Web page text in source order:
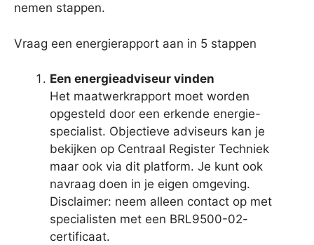
nemen stappen.
Vraag een energierapport aan in 5 stappen
Een energieadviseur vinden
Het maatwerkrapport moet worden
opgesteld door een erkende energie-
specialist. Objectieve adviseurs kan je
bekijken op Centraal Register Techniek
maar ook via dit platform. Je kunt ook
navraag doen in je eigen omgeving.
Disclaimer: neem alleen contact op met
specialisten met een BRL9500-02-
certificaat.